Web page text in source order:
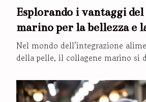
Esplorando i vantaggi
marino per la bellezza e
Nel mondo dell’integrazione
della pelle, il collagene marino si